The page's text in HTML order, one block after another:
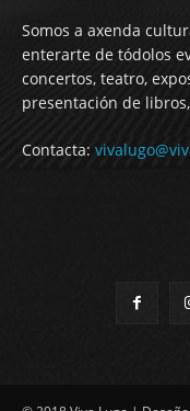
Somos a axenda
enterarte de tódolos
concertos, teatro,
presentación de
Contacta: